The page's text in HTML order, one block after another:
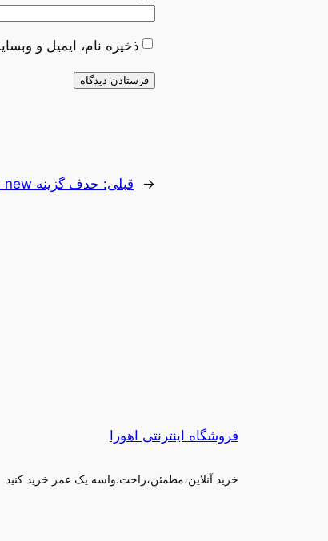
ذخیره نام، ایمیل و
← قبلی: حذف گزینه new از راست کلیک در ویندوز
فروشگاه اینترنتی اهورا
خرید آنلاین،مطمئن،راحت.واسه یک عمر خرید کنید